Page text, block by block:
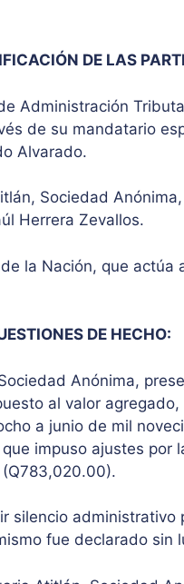
DE LAS
Administración
de su mandatario
Alvarado.
Sociedad
Herrera Zevallos.
la Nación, que actúa
DE HECHO:
Anónima,
al valor
a junio de mil
impuso ajustes por
silencio administrativo
fue declarado sin